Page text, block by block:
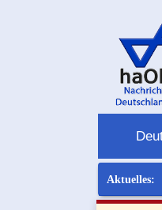
Terrorist bei Kerem